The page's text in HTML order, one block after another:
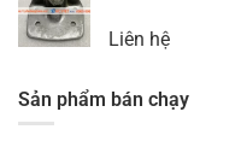
Liên hệ
Sản phẩm bán chạy